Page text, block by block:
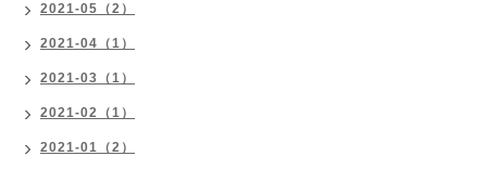
2021-05（2）
2021-04（1）
2021-03（1）
2021-02（1）
2021-01（2）